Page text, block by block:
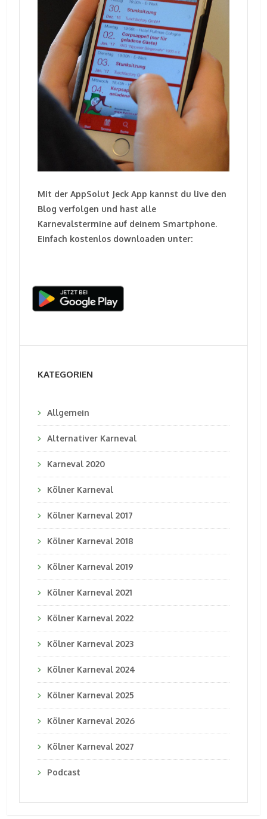
Mit der AppSolut Jeck App kannst du live den
Blog verfolgen und hast alle
Karnevalstermine auf deinem Smartphone.
Einfach kostenlos downloaden unter:
KATEGORIEN
Allgemein
Alternativer Karneval
Karneval 2020
Kölner Karneval
Kölner Karneval 2017
Kölner Karneval 2018
Kölner Karneval 2019
Kölner Karneval 2021
Kölner Karneval 2022
Kölner Karneval 2023
Kölner Karneval 2024
Kölner Karneval 2025
Kölner Karneval 2026
Kölner Karneval 2027
Podcast